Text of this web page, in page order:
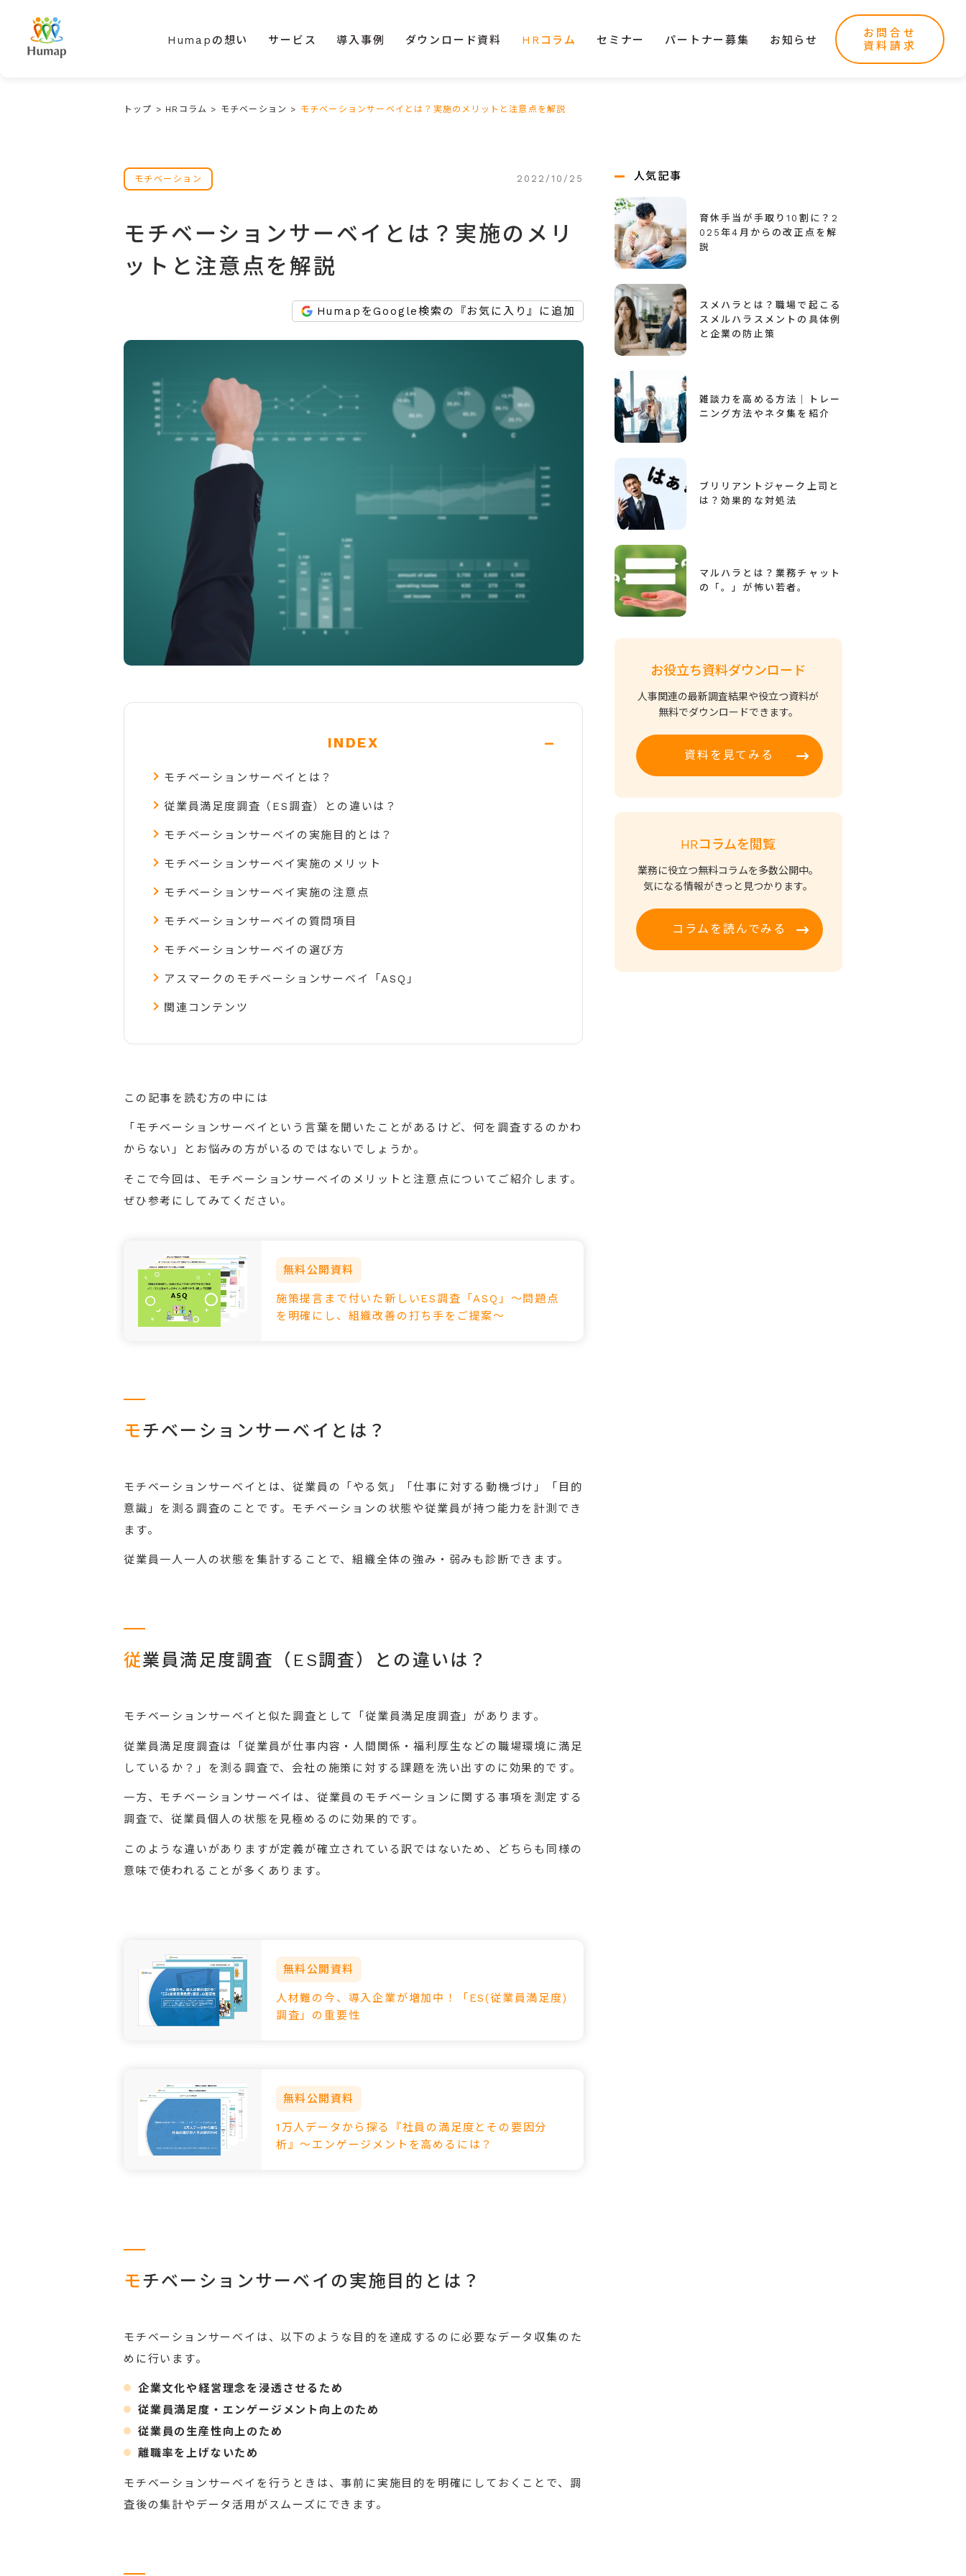
Humapの想い サービス 導入事例 ダウンロード資料 HRコラム セミナー パートナー募集 お知らせ
お問合せ
資料請求
トップ > HRコラム > モチベーション > モチベーションサーベイとは？実施のメリットと注意点を解説
モチベーション 2022/10/25
モチベーションサーベイとは？実施のメリ
ットと注意点を解説
HumapをGoogle検索の『お気に入り』に追加
INDEX -
モチベーションサーベイとは？
従業員満足度調査（ES調査）との違いは？
モチベーションサーベイの実施目的とは？
モチベーションサーベイ実施のメリット
モチベーションサーベイ実施の注意点
モチベーションサーベイの質問項目
モチベーションサーベイの選び方
アスマークのモチベーションサーベイ「ASQ」
関連コンテンツ
この記事を読む方の中には
「モチベーションサーベイという言葉を聞いたことがあるけど、何を調査するのかわ
からない」とお悩みの方がいるのではないでしょうか。
そこで今回は、モチベーションサーベイのメリットと注意点についてご紹介します。
ぜひ参考にしてみてください。
無料公開資料
施策提言まで付いた新しいES調査「ASQ」～問題点
を明確にし、組織改善の打ち手をご提案～
モチベーションサーベイとは？
モチベーションサーベイとは、従業員の「やる気」「仕事に対する動機づけ」「目的
意識」を測る調査のことです。モチベーションの状態や従業員が持つ能力を計測でき
ます。
従業員一人一人の状態を集計することで、組織全体の強み・弱みも診断できます。
従業員満足度調査（ES調査）との違いは？
モチベーションサーベイと似た調査として「従業員満足度調査」があります。
従業員満足度調査は「従業員が仕事内容・人間関係・福利厚生などの職場環境に満足
しているか？」を測る調査で、会社の施策に対する課題を洗い出すのに効果的です。
一方、モチベーションサーベイは、従業員のモチベーションに関する事項を測定する
調査で、従業員個人の状態を見極めるのに効果的です。
このような違いがありますが定義が確立されている訳ではないため、どちらも同様の
意味で使われることが多くあります。
無料公開資料
人材難の今、導入企業が増加中！「ES(従業員満足度)
調査」の重要性
無料公開資料
1万人データから探る『社員の満足度とその要因分
析』～エンゲージメントを高めるには？
モチベーションサーベイの実施目的とは？
モチベーションサーベイは、以下のような目的を達成するのに必要なデータ収集のた
めに行います。
企業文化や経営理念を浸透させるため
従業員満足度・エンゲージメント向上のため
従業員の生産性向上のため
離職率を上げないため
モチベーションサーベイを行うときは、事前に実施目的を明確にしておくことで、調
査後の集計やデータ活用がスムーズにできます。
人気記事
育休手当が手取り10割に？2
025年4月からの改正点を解
説
スメハラとは？職場で起こる
スメルハラスメントの具体例
と企業の防止策
雑談力を高める方法｜トレー
ニング方法やネタ集を紹介
ブリリアントジャーク上司と
は？効果的な対処法
マルハラとは？業務チャット
の「。」が怖い若者。
お役立ち資料ダウンロード
人事関連の最新調査結果や役立つ資料が
無料でダウンロードできます。
資料を見てみる
HRコラムを閲覧
業務に役立つ無料コラムを多数公開中。
気になる情報がきっと見つかります。
コラムを読んでみる